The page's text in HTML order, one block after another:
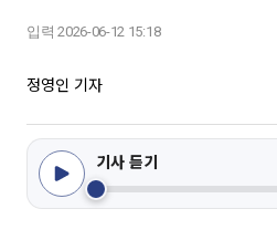
입력 2026-06-12 15:18
정영인 기자
기사 듣기